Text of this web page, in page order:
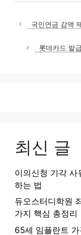
국민연금 감액
롯데카드 발
최신 글
이의신청 기각
하는 법
듀오스터디학원
가지 핵심 총정리
65세 임플란트